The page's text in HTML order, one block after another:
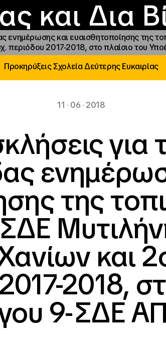
και Δια
Το ΙΝΕΔΙΒΙΜ
και
Νέα
Επικοινωνία
ενημέρωσης και ευαισθητοποίησης της
περιόδου 2017-2018, στο πλαίσιο του
Προκηρύξεις Σχολεία Δεύτερης Ευκαιρίας
11 · 06 · 2018
για
της
και
2018,
9-ΣΔΕ